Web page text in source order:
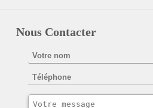
Nous Contacter